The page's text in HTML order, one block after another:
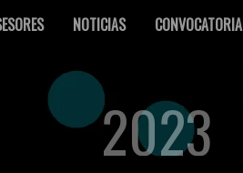
NOTICIAS CONVOCATORIA
2023